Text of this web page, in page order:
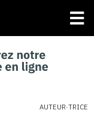
AUTEUR·TRICE